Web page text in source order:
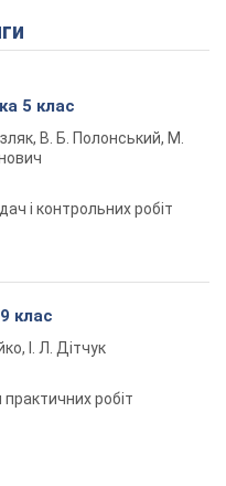
5 клас
В. Б. Полонський, М.
і контрольних робіт
клас
І. Л. Дітчук
робіт